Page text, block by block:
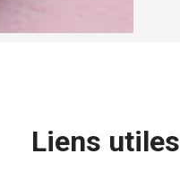
Liens utiles